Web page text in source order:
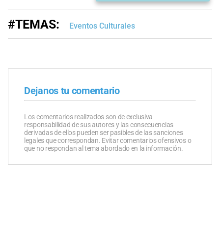
#TEMAS: Eventos Culturales
Dejanos tu comentario
Los comentarios realizados son de exclusiva
responsabilidad de sus autores y las consecuencias
derivadas de ellos pueden ser pasibles de las sanciones
legales que correspondan. Evitar comentarios ofensivos o
que no respondan al tema abordado en la información.